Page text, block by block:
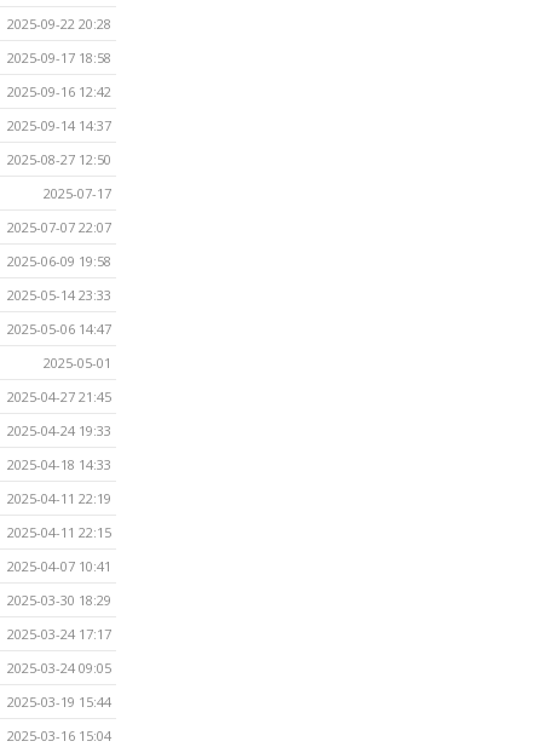
2025-09-22 20:28
2025-09-17 18:58
2025-09-16 12:42
2025-09-14 14:37
2025-08-27 12:50
2025-07-17
2025-07-07 22:07
2025-06-09 19:58
2025-05-14 23:33
2025-05-06 14:47
2025-05-01
2025-04-27 21:45
2025-04-24 19:33
2025-04-18 14:33
2025-04-11 22:19
2025-04-11 22:15
2025-04-07 10:41
2025-03-30 18:29
2025-03-24 17:17
2025-03-24 09:05
2025-03-19 15:44
2025-03-16 15:04